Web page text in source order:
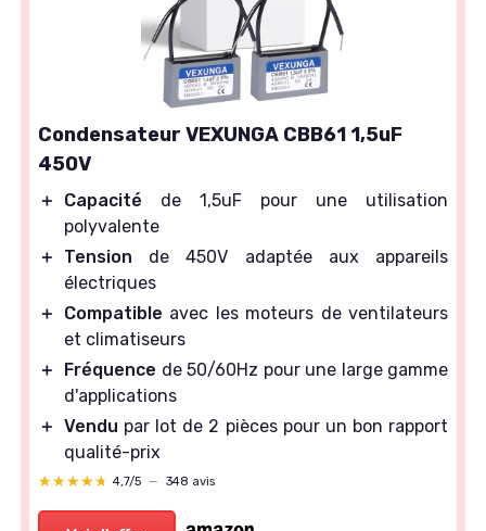
Condensateur VEXUNGA CBB61 1,5uF
450V
＋ Capacité de 1,5uF pour une utilisation
polyvalente
＋
Tension de 450V adaptée aux appareils
électriques
＋
Compatible avec les moteurs de ventilateurs
et climatiseurs
＋
Fréquence de 50/60Hz pour une large gamme
d'applications
＋ Vendu par lot de 2 pièces pour un bon rapport
qualité-prix
★★★★★
★★★★★ 4,7/5 — 348 avis